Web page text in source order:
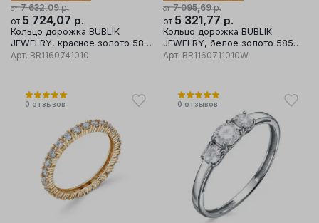
от 7 632,09р.
от 5 724,07 р.
Кольцо дорожка BUBLIK
JEWELRY, красное золото 585
проба, вставка бриллиант
Арт. BR1160741010
от 7 095,69р.
от 5 321,77 р.
Кольцо дорожка BUBLIK
JEWELRY, белое золото 585
проба, вставка бриллиант
Арт. BR1160711010W
0 отзывов 0 отзывов